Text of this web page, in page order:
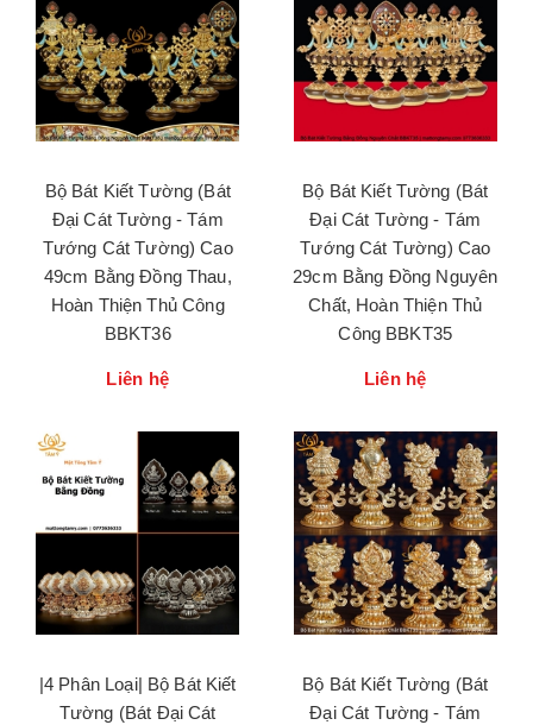
Bộ Bát Kiết Tường (Bát
Đại Cát Tường - Tám
Tướng Cát Tường) Cao
49cm Bằng Đồng Thau,
Hoàn Thiện Thủ Công
BBKT36
Liên hệ
Bộ Bát Kiết Tường (Bát
Đại Cát Tường - Tám
Tướng Cát Tường) Cao
29cm Bằng Đồng Nguyên
Chất, Hoàn Thiện Thủ
Công BBKT35
Liên hệ
|4 Phân Loại| Bộ Bát Kiết
Tường (Bát Đại Cát
Bộ Bát Kiết Tường (Bát
Đại Cát Tường - Tám